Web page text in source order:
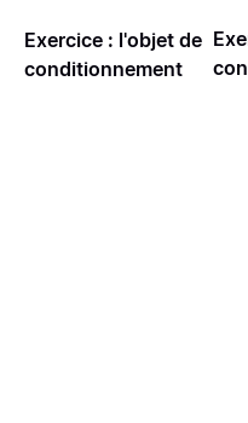
Exercice : l'objet de
conditionnement